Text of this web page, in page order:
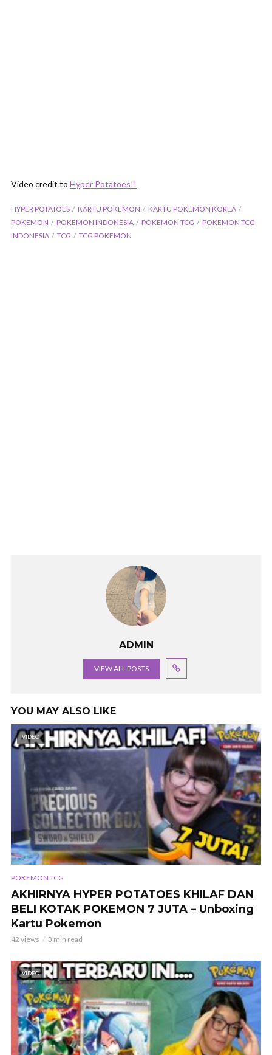
Video credit to Hyper Potatoes!!
HYPER POTATOES KARTU POKEMON
KARTU POKEMON KOREA
POKEMON
POKEMON INDONESIA POKEMON TCG
POKEMON TCG
INDONESIA
TCG TCG POKEMON
ADMIN
VIEW ALL POSTS
YOU MAY ALSO LIKE
VIDEO
POKEMON TCG
AKHIRNYA HYPER POTATOES KHILAF DAN
BELI KOTAK POKEMON 7 JUTA – Unboxing
Kartu Pokemon
42 views 3 min read
VIDEO